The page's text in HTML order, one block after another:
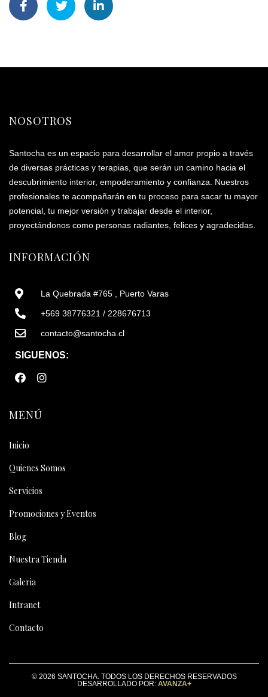
NOSOTROS
Santocha es un espacio para desarrollar el amor propio a través
de diversas prácticas y terapias, que serán un camino hacia el
descubrimiento interior, empoderamiento y confianza. Nuestros
profesionales te acompañarán en tu proceso para sacar tu mayor
potencial, tu mejor versión y trabajar desde el interior,
proyectándonos como personas radiantes, felices y agradecidas.
INFORMACIÓN
La Quebrada #765 , Puerto Varas
+569 38776321 / 228676713
contacto@santocha.cl
SIGUENOS:
MENÚ
Inicio
Quienes Somos
Servicios
Promociones y Eventos
Blog
Nuestra Tienda
Galeria
Intranet
Contacto
© 2026 SANTOCHA. TODOS LOS DERECHOS RESERVADOS
DESARROLLADO POR: AVANZA+